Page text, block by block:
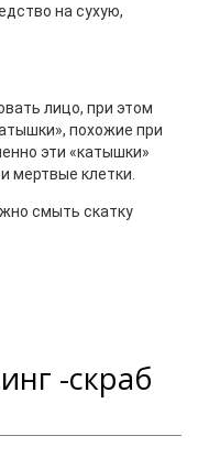
на сухую,
лицо, при этом
похожие при
эти «катышки»
мертвые клетки.
смыть скатку
-скраб